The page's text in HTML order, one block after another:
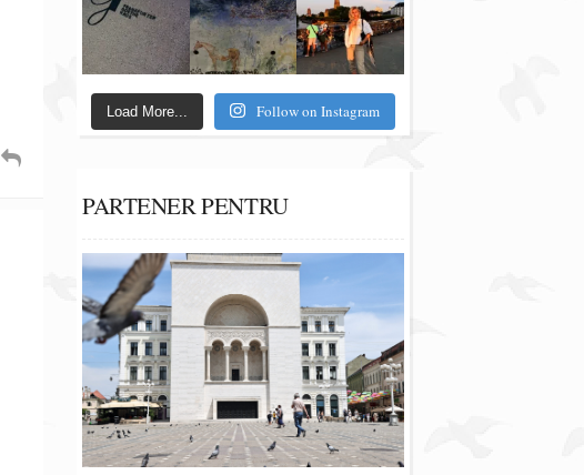
Load More... Follow on Instagram
PARTENER PENTRU